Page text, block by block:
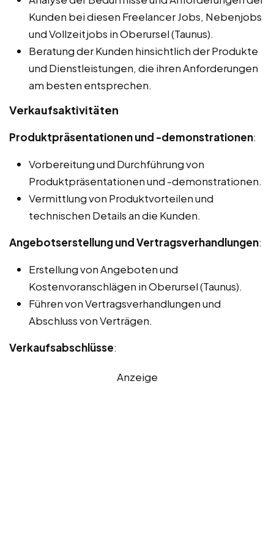
Kunden bei diesen Freelancer Jobs, Nebenjobs
und Vollzeitjobs in Oberursel (Taunus).
Beratung der Kunden hinsichtlich der Produkte
und Dienstleistungen, die ihren Anforderungen
am besten entsprechen.
Verkaufsaktivitäten
Produktpräsentationen und -demonstrationen:
Vorbereitung und Durchführung von
Produktpräsentationen und -demonstrationen.
Vermittlung von Produktvorteilen und
technischen Details an die Kunden.
Angebotserstellung und Vertragsverhandlungen:
Erstellung von Angeboten und
Kostenvoranschlägen in Oberursel (Taunus).
Führen von Vertragsverhandlungen und
Abschluss von Verträgen.
Verkaufsabschlüsse:
Anzeige